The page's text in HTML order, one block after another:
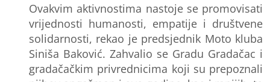
Ovakvim aktivnostima nastoje se promovisati
vrijednosti humanosti, empatije i društvene
solidarnosti, rekao je predsjednik Moto kluba
Siniša Baković. Zahvalio se Gradu Gradačac i
gradačačkim privrednicima koji su prepoznali